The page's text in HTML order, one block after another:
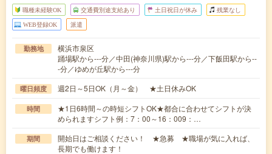
職種未経験OK 交通費別途支給あり 土日祝日が休み 残業なし
WEB登録OK 派遣
勤務地
横浜市泉区
踊場駅から---分／中田(神奈川県)駅から---分／下飯田駅から--
-分／ゆめが丘駅から---分
曜日頻度 週2日～5日OK（月～金） ★土日休みOK
時間
★1日6時間～の時短シフトOK★都合に合わせてシフトが決
められますシフト例：7：00～16：009：…
期間
開始日はご相談ください！ ★急募 ★職場が気に入れば、
長期でも働けます！